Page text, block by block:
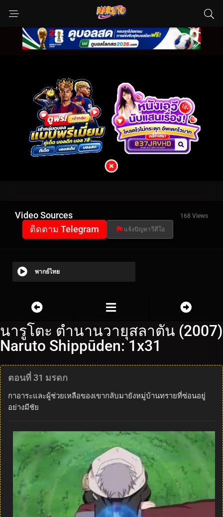
Video Sources 168 Views
ติดตาม Telegram แจ้งปัญหาวีดีโอ
พากย์ไทย
นารูโตะ ตำนานวายุสลาตัน (2007)
Naruto Shippūden: 1x31
ตอนที่ 31 มรดก
กาอาระและผู้ช่วยเหลือของเขากลับมายังหมู่บ้านทรายที่ซ่อนอยู่
อย่างมีชัย